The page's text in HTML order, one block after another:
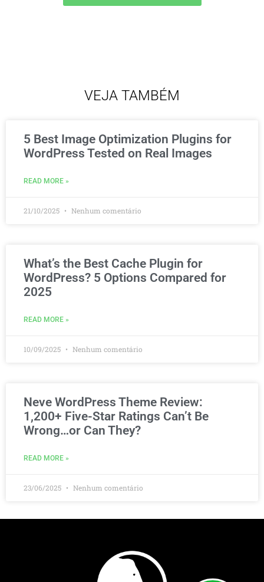
VEJA TAMBÉM
5 Best Image Optimization Plugins for
WordPress Tested on Real Images
READ MORE »
21/10/2025 Nenhum comentário
What’s the Best Cache Plugin for
WordPress? 5 Options Compared for
2025
READ MORE »
10/09/2025 Nenhum comentário
Neve WordPress Theme Review:
1,200+ Five-Star Ratings Can’t Be
Wrong…or Can They?
READ MORE »
23/06/2025 Nenhum comentário